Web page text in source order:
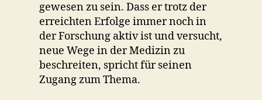
gewesen zu sein. Dass er trotz der
erreichten Erfolge immer noch in
der Forschung aktiv ist und versucht,
neue Wege in der Medizin zu
beschreiten, spricht für seinen
Zugang zum Thema.